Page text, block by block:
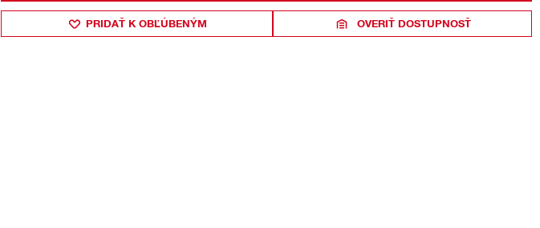
PRIDAŤ K OBĽÚBENÝM OVERIŤ DOSTUPNOSŤ